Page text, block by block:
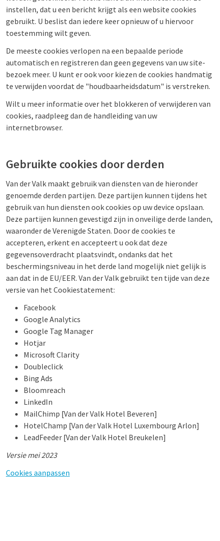
instellen, dat u een bericht krijgt als een website cookies
gebruikt. U beslist dan iedere keer opnieuw of u hiervoor
toestemming wilt geven.
De meeste cookies verlopen na een bepaalde periode
automatisch en registreren dan geen gegevens van uw site-
bezoek meer. U kunt er ook voor kiezen de cookies handmatig
te verwijden voordat de "houdbaarheidsdatum" is verstreken.
Wilt u meer informatie over het blokkeren of verwijderen van
cookies, raadpleeg dan de handleiding van uw
internetbrowser.
Gebruikte cookies door derden
Van der Valk maakt gebruik van diensten van de hieronder
genoemde derden partijen. Deze partijen kunnen tijdens het
gebruik van hun diensten ook cookies op uw device opslaan.
Deze partijen kunnen gevestigd zijn in onveilige derde landen,
waaronder de Verenigde Staten. Door de cookies te
accepteren, erkent en accepteert u ook dat deze
gegevensoverdracht plaatsvindt, ondanks dat het
beschermingsniveau in het derde land mogelijk niet gelijk is
aan dat in de EU/EER. Van der Valk gebruikt ten tijde van deze
versie van het Cookiestatement:
Facebook
Google Analytics
Google Tag Manager
Hotjar
Microsoft Clarity
Doubleclick
Bing Ads
Bloomreach
LinkedIn
MailChimp [Van der Valk Hotel Beveren]
HotelChamp [Van der Valk Hotel Luxembourg Arlon]
LeadFeeder [Van der Valk Hotel Breukelen]
Versie mei 2023
Cookies aanpassen